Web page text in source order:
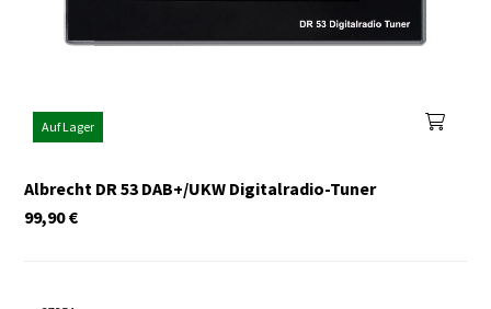
Auf Lager
Albrecht DR 53 DAB+/UKW Digitalradio-Tuner
€
99,90